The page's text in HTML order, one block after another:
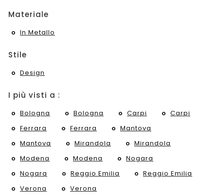
Materiale
In Metallo
Stile
Design
I più visti a :
Bologna Bologna Carpi
Carpi
Ferrara
Ferrara
Mantova
Mantova
Mirandola
Mirandola
Modena
Modena
Nogara
Nogara
Reggio Emilia
Reggio Emilia
Verona
Verona